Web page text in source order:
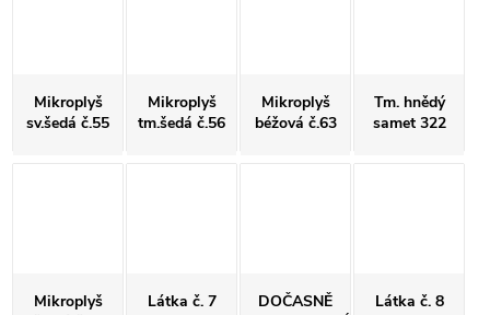
Mikroplyš
sv.šedá č.55
Mikroplyš
tm.šedá č.56
Mikroplyš
béžová č.63
Tm. hnědý
samet 322
Mikroplyš
Látka č. 7
DOČASNĚ
Látka č. 8